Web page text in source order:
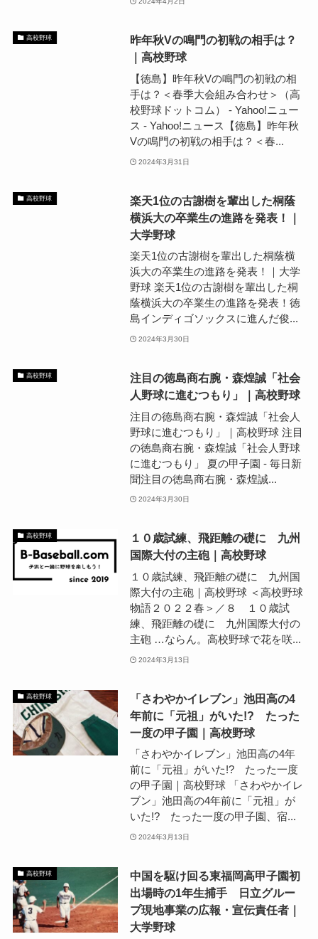
高校野球
昨年秋Vの鳴門の初戦の相手は？
｜高校野球
【徳島】昨年秋Vの鳴門の初戦の相
手は？＜春季大会組み合わせ＞（高
校野球ドットコム） - Yahoo!ニュー
ス - Yahoo!ニュース【徳島】昨年秋
Vの鳴門の初戦の相手は？＜春...
2024年3月31日
高校野球
楽天1位の古謝樹を輩出した桐蔭
横浜大の卒業生の進路を発表！｜
大学野球
楽天1位の古謝樹を輩出した桐蔭横
浜大の卒業生の進路を発表！｜大学
野球 楽天1位の古謝樹を輩出した桐
蔭横浜大の卒業生の進路を発表！徳
島インディゴソックスに進んだ俊...
2024年3月30日
高校野球
注目の徳島商右腕・森煌誠「社会
人野球に進むつもり」｜高校野球
注目の徳島商右腕・森煌誠「社会人
野球に進むつもり」｜高校野球 注目
の徳島商右腕・森煌誠「社会人野球
に進むつもり」 夏の甲子園 - 毎日新
聞注目の徳島商右腕・森煌誠...
2024年3月30日
高校野球
１０歳試練、飛距離の礎に 九州
国際大付の主砲｜高校野球
１０歳試練、飛距離の礎に 九州国
際大付の主砲｜高校野球 ＜高校野球
物語２０２２春＞／８ １０歳試
練、飛距離の礎に 九州国際大付の
主砲 …ならん。高校野球で花を咲...
2024年3月13日
高校野球
「さわやかイレブン」池田高の4
年前に「元祖」がいた!? たった
一度の甲子園｜高校野球
「さわやかイレブン」池田高の4年
前に「元祖」がいた!? たった一度
の甲子園｜高校野球 「さわやかイレ
ブン」池田高の4年前に「元祖」が
いた!? たった一度の甲子園、宿...
2024年3月13日
高校野球
中国を駆け回る東福岡高甲子園初
出場時の1年生捕手 日立グルー
プ現地事業の広報・宣伝責任者｜
大学野球